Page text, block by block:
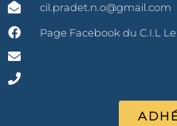
cil.pradet.n.o@gmail.com
Page Facebook du C.I.L